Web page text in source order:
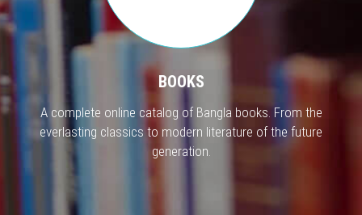
BOOKS
A complete online catalog of Bangla books. From the
everlasting classics to modern literature of the future
generation.